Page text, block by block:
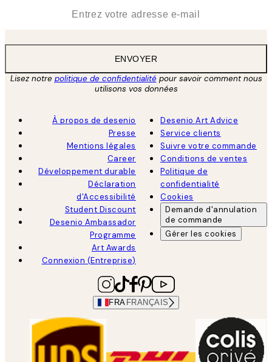
ENVOYER
Lisez notre politique de confidentialitépour savoir comment nous
utilisons vos données
À propos de desenio
Presse
Mentions légales
Career
Développement durable
Déclaration
d'Accessibilité
Student Discount
Desenio Ambassador
Programme
Art Awards
Connexion (Entreprise)
Desenio Art Advice
Service clients
Suivre votre commande
Conditions de ventes
Politique de
confidentialité
Cookies
Demande d'annulation
de commande
Gérer les cookies
FRA FRANÇAIS